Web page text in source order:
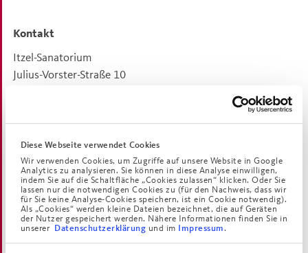
Diese Webseite verwendet Cookies
Wir verwenden Cookies, um Zugriffe auf unsere Website in Google
Analytics zu analysieren. Sie können in diese Analyse einwilligen,
indem Sie auf die Schaltfläche „Cookies zulassen“ klicken. Oder Sie
lassen nur die notwendigen Cookies zu (für den Nachweis, dass wir
für Sie keine Analyse-Cookies speichern, ist ein Cookie notwendig).
Als „Cookies“ werden kleine Dateien bezeichnet, die auf Geräten
der Nutzer gespeichert werden. Nähere Informationen finden Sie in
unserer Datenschutzerklärung und im Impressum.
Kontakt
Itzel-Sanatorium
Julius-Vorster-Straße 10
Sandra Gaßka(Einzugsberatung)
Telefon:0228 9705-0
E-Mail:itzel-sanatorium(at)augustinum.de
Das Sanatorium Schwindegg